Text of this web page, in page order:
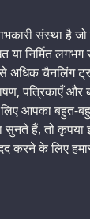
संस्था है
या निर्मित
चैनलिंग
पत्रिकाएँ और
लिए आपका बहुत-
हैं, तो कृपया
करने के लिए